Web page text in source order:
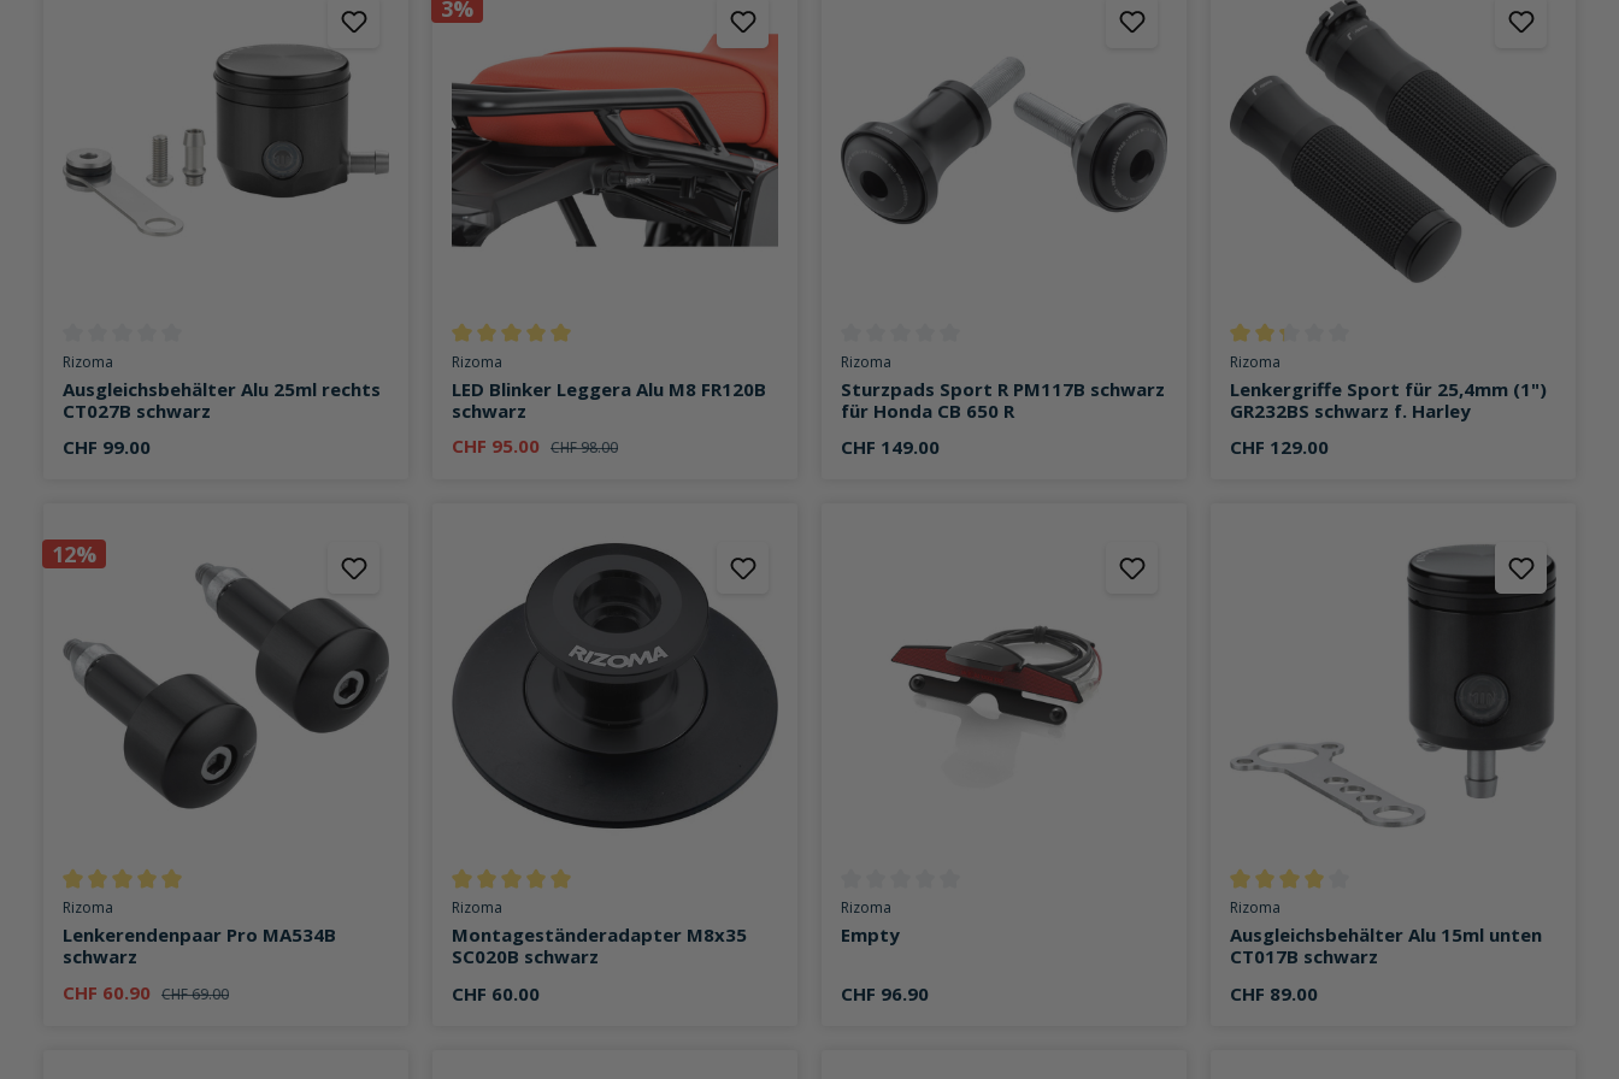
Durchschnittliche Bewertung von 0 von 5 Sternen
Rizoma
Ausgleichsbehälter Alu 25ml rechts
CT027B schwarz
CHF 99.00
3%
Durchschnittliche Bewertung von 5 von 5 Sternen
Rizoma
LED Blinker Leggera Alu M8 FR120B
schwarz
CHF 95.00 CHF 98.00
Durchschnittliche Bewertung von 0 von 5 Sternen
Rizoma
Sturzpads Sport R PM117B schwarz
für Honda CB 650 R
CHF 149.00
Durchschnittliche Bewertung von 2.3 von 5
Rizoma
Lenkergriffe Sport für 25,4mm (1")
GR232BS schwarz f. Harley
CHF 129.00
12%
Durchschnittliche Bewertung von 5 von 5 Sternen
Rizoma
Lenkerendenpaar Pro MA534B
schwarz
CHF 60.90 CHF 69.00
Durchschnittliche Bewertung von 5 von 5 Sternen
Rizoma
Montageständeradapter M8x35
SC020B schwarz
CHF 60.00
Durchschnittliche Bewertung von 0 von 5 Sternen
Rizoma
Empty
CHF 96.90
Durchschnittliche Bewertung von 4 von 5 Sternen
Rizoma
Ausgleichsbehälter Alu 15ml unten
CT017B schwarz
CHF 89.00